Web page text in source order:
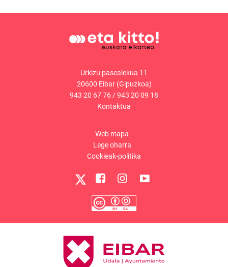
Urkizu pasealekua 11
20600 Eibar (Gipuzkoa)
943 20 67 76/943 20 09 18
Kontaktua
Web mapa
Lege oharra
Cookieak-politika